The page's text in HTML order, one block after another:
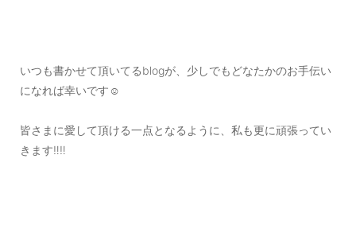
いつも書かせて頂いてるblogが、少しでもどなたかのお手伝い
になれば幸いです☺️
皆さまに愛して頂ける一点となるように、私も更に頑張ってい
きます‼️‼️